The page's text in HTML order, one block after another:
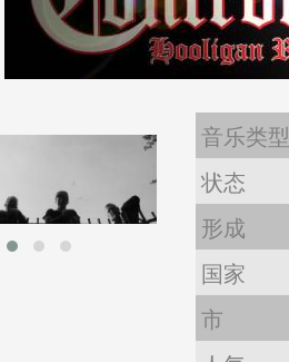
音乐类型
状态
形成
国家
市